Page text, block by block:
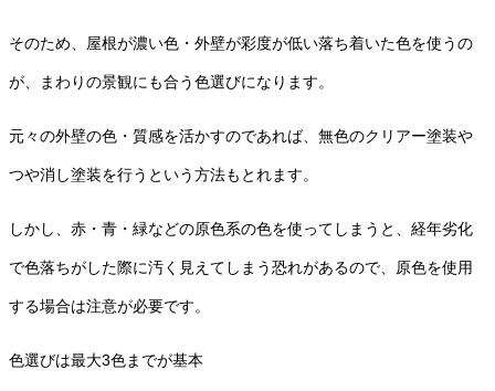
そのため、屋根が濃い色・外壁が彩度が低い落ち着いた色を使うの
が、まわりの景観にも合う色選びになります。
元々の外壁の色・質感を活かすのであれば、無色のクリアー塗装や
つや消し塗装を行うという方法もとれます。
しかし、赤・青・緑などの原色系の色を使ってしまうと、経年劣化
で色落ちがした際に汚く見えてしまう恐れがあるので、原色を使用
する場合は注意が必要です。
色選びは最大3色までが基本